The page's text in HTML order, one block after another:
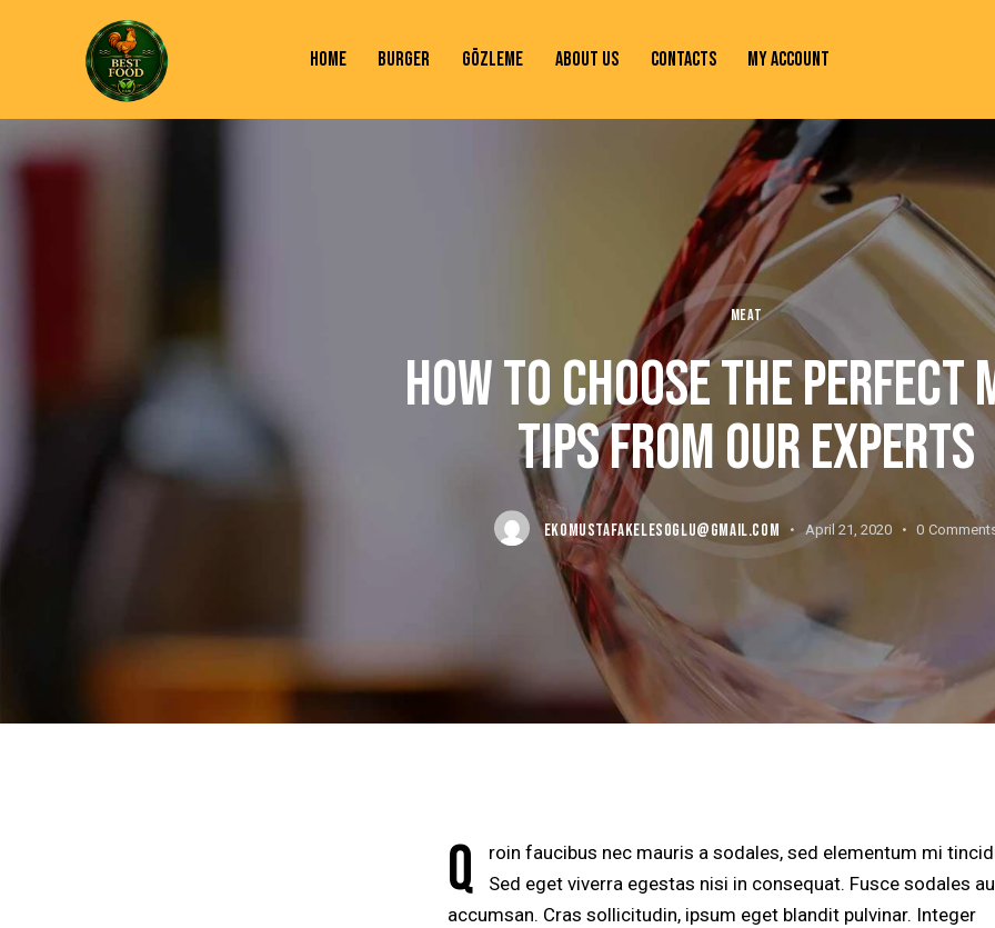
HOME BURGER GÖZLEME ABOUT US CONTACTS MY ACCOUNT
MEAT
HOW TO CHOOSE THE PERFECT
TIPS FROM OUR EXPERTS
EKOMUSTAFAKELESOGLU@GMAIL.COM April 21, 2020 0
Q
roin faucibus nec mauris a sodales, sed elementum mi
Sed eget viverra egestas nisi in consequat. Fusce sodales
accumsan. Cras sollicitudin, ipsum eget blandit pulvinar. Integer